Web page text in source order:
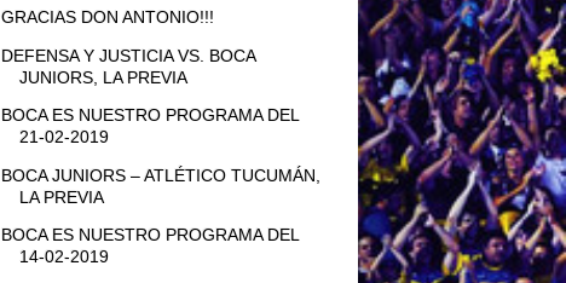
GRACIAS DON ANTONIO!!!
DEFENSA Y JUSTICIA VS. BOCA
JUNIORS, LA PREVIA
BOCA ES NUESTRO PROGRAMA DEL
21-02-2019
BOCA JUNIORS – ATLÉTICO TUCUMÁN,
LA PREVIA
BOCA ES NUESTRO PROGRAMA DEL
14-02-2019